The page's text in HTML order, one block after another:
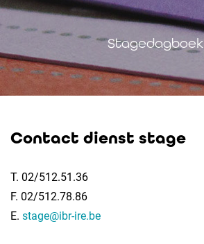
Stagedagboek
Contact dienst stage
T. 02/512.51.36
F. 02/512.78.86
E. stage@ibr-ire.be